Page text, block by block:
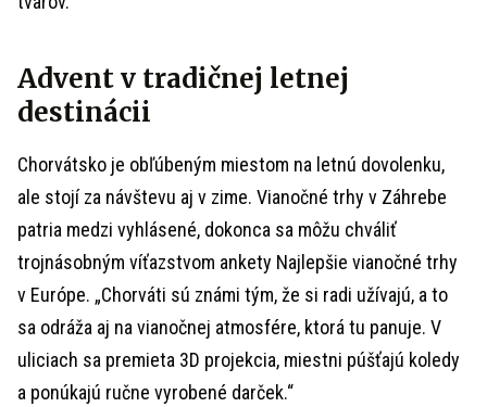
Advent v tradičnej letnej
destinácii
Chorvátsko je obľúbeným miestom na letnú dovolenku,
ale stojí za návštevu aj v zime. Vianočné trhy v Záhrebe
patria medzi vyhlásené, dokonca sa môžu chváliť
trojnásobným víťazstvom ankety Najlepšie vianočné trhy
v Európe. „Chorváti sú známi tým, že si radi užívajú, a to
sa odráža aj na vianočnej atmosfére, ktorá tu panuje. V
uliciach sa premieta 3D projekcia, miestni púšťajú koledy
a ponúkajú ručne vyrobené darček.“